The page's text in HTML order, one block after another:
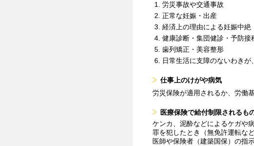
労災事故や交通事故
正常な妊娠・出産
経済上の理由による妊娠中絶
健康診断・集団健診・予防接
歯列矯正・美容整形
日常生活に支障のないわきが
仕事上のけがや病気
労災保険が適用されるか、労働
医療保険で給付制限されるも
ケンカ、泥酔などによるケガや
罪を犯したとき（無免許運転な
医師や保険者（建築国保）の指